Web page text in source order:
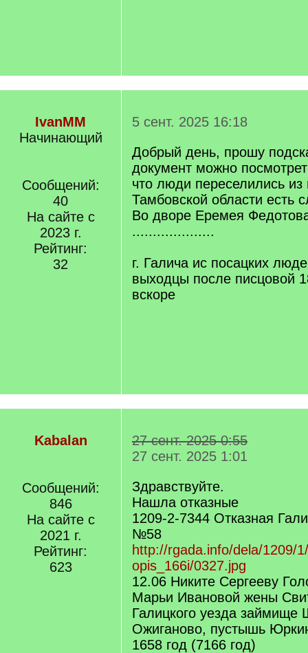
IvanMM
Начинающий
Сообщений:
40
На сайте с
2023 г.
Рейтинг:
32
5 сент. 2025 16:18
Добрый день, прошу
документ можно
что люди переселились из
Тамбовской области есть
Во дворе Еремея
....................
г. Галича ис посацких
выходцы после писцовой
вскоре
Kabalan
Сообщений:
846
На сайте с
2021 г.
Рейтинг:
623
27 сент. 2025 0:55
27 сент. 2025 1:01
Здравствуйте.
Нашла отказные
1209-2-7344 Отказная
№58
http://rgada.info/dela/1209/
opis_166i/0327.jpg
12.06 Никите Сергееву
Марьи Ивановой жены
Галицкого уезда займище
Ожиганово, пустышь
1658 год (7166 год)